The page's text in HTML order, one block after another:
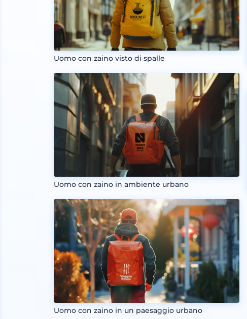
Uomo con zaino visto di spalle
Uomo con zaino in ambiente urbano
Uomo con zaino in un paesaggio urbano